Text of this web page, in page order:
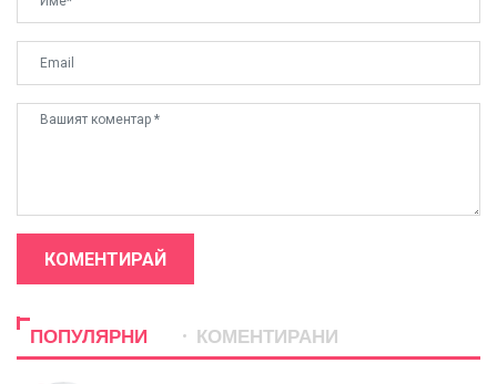
КОМЕНТИРАЙ
ПОПУЛЯРНИ КОМЕНТИРАНИ